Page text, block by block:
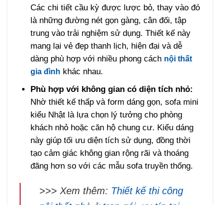
Các chi tiết cầu kỳ được lược bỏ, thay vào đó
là những đường nét gọn gàng, cân đối, tập
trung vào trải nghiệm sử dụng. Thiết kế này
mang lại vẻ đẹp thanh lịch, hiện đại và dễ
dàng phù hợp với nhiều phong cách nội thất
gia đình khác nhau.
Phù hợp với không gian có diện tích nhỏ:
Nhờ thiết kế thấp và form dáng gọn, sofa mini
kiểu Nhật là lựa chọn lý tưởng cho phòng
khách nhỏ hoặc căn hộ chung cư. Kiểu dáng
này giúp tối ưu diện tích sử dụng, đồng thời
tạo cảm giác không gian rộng rãi và thoáng
đãng hơn so với các mẫu sofa truyền thống.
>>> Xem thêm: Thiết kế thi công